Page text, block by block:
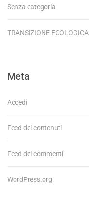
Senza categoria
TRANSIZIONE ECOLOGICA
Meta
Accedi
Feed dei contenuti
Feed dei commenti
WordPress.org